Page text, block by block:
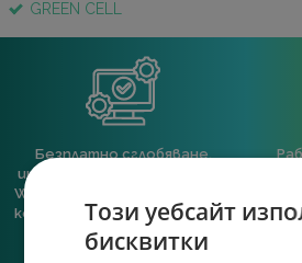
GREEN CELL
Безплатно сглобяване,
инсталиран и конфигуриран
Windows 11 Pro, ъпдейтнат и
конфигуриран BIOS към всяка
пълна компютърна
конфигурация.
Този уебсайт
бисквитки